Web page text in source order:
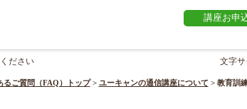
講座お申
文字
ださい
るご質問（FAQ）トップ > ユーキャンの通信講座について > 教育訓